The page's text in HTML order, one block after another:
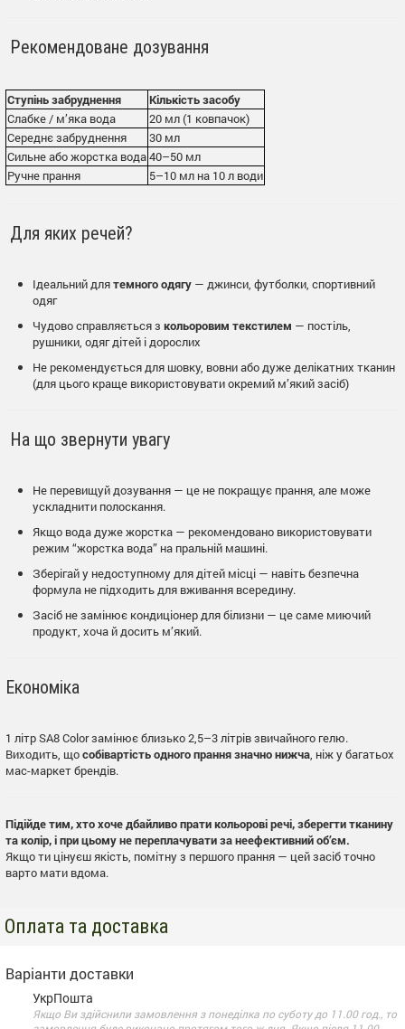
Рекомендоване дозування
Ступінь забруднення
Кількість засобу
Слабке / м’яка вода
20 мл (1 ковпачок)
Середнє забруднення
30 мл
Сильне або жорстка вода40–50 мл
Ручне прання
5–10 мл на 10 л води
Для яких речей?
Ідеальний длятемного одягу — джинси, футболки, спортивний
одяг
Чудово справляється з кольоровим текстилем — постіль,
рушники, одяг дітей і дорослих
Не рекомендується для шовку, вовни або дуже делікатних тканин
(для цього краще використовувати окремий м’який засіб)
На що звернути увагу
Не перевищуй дозування — це не покращує прання, але може
ускладнити полоскання.
Якщо вода дуже жорстка — рекомендовано використовувати
режим “жорстка вода” на пральній машині.
Зберігай у недоступному для дітей місці — навіть безпечна
формула не підходить для вживання всередину.
Засіб не замінює кондиціонер для білизни — це саме миючий
продукт, хоча й досить м’який.
Економіка
1 літр SA8 Color замінює близько 2,5–3 літрів звичайного гелю.
Виходить, щособівартість одного прання значно нижча, ніж у багатьох
мас-маркет брендів.
Підійде тим, хто хоче дбайливо прати кольорові речі, зберегти тканину
та колір, і при цьому не переплачувати за неефективний об’єм.
Якщо ти цінуєш якість, помітну з першого прання — цей засіб точно
варто мати вдома.
Оплата та доставка
Варіанти доставки
УкрПошта
Якщо Ви здійснили замовлення з понеділка по суботу до 11.00 год., то